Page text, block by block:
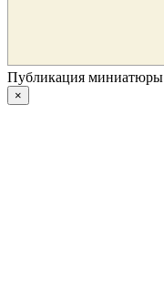
Публикация миниатюры
×